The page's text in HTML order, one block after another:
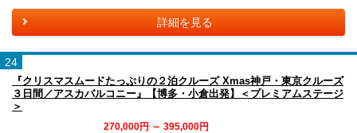
詳細を見る
24
『クリスマスムードたっぷりの２泊クルーズ Xmas神戸・東京クルーズ
３日間／アスカバルコニー』【博多・小倉出発】＜プレミアムステージ
＞
270,000円 ～ 395,000円